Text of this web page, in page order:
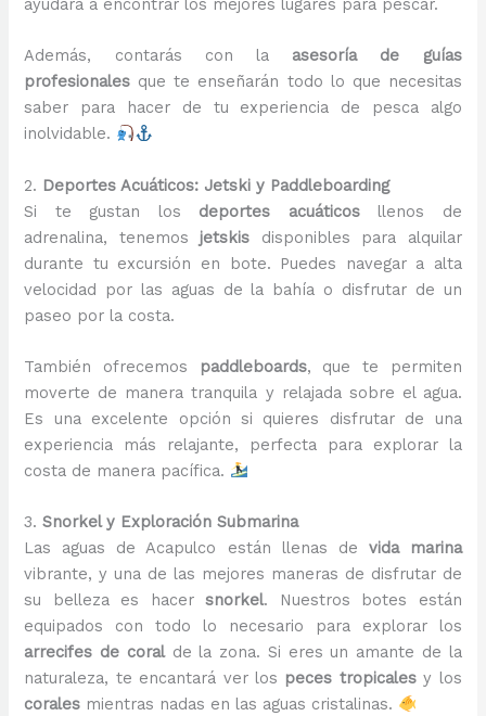
ayudará a encontrar los mejores lugares para pescar.
Además, contarás con la asesoría de guías
profesionales que te enseñarán todo lo que necesitas
saber para hacer de tu experiencia de pesca algo
inolvidable.
2. Deportes Acuáticos: Jetski y Paddleboarding
Si te gustan los deportes acuáticosllenos de
adrenalina, tenemos jetskis disponibles para alquilar
durante tu excursión en bote. Puedes navegar a alta
velocidad por las aguas de la bahía o disfrutar de un
paseo por la costa.
También ofrecemos paddleboards, que te permiten
moverte de manera tranquila y relajada sobre el agua.
Es una excelente opción si quieres disfrutar de una
experiencia más relajante, perfecta para explorar la
costa de manera pacífica.
3.Snorkel y Exploración Submarina
Las aguas de Acapulco están llenas de vida marina
vibrante, y una de las mejores maneras de disfrutar de
su belleza es hacersnorkel. Nuestros botes están
equipados con todo lo necesario para explorar los
arrecifes de coralde la zona. Si eres un amante de la
naturaleza, te encantará ver los peces tropicalesy los
corales mientras nadas en las aguas cristalinas.